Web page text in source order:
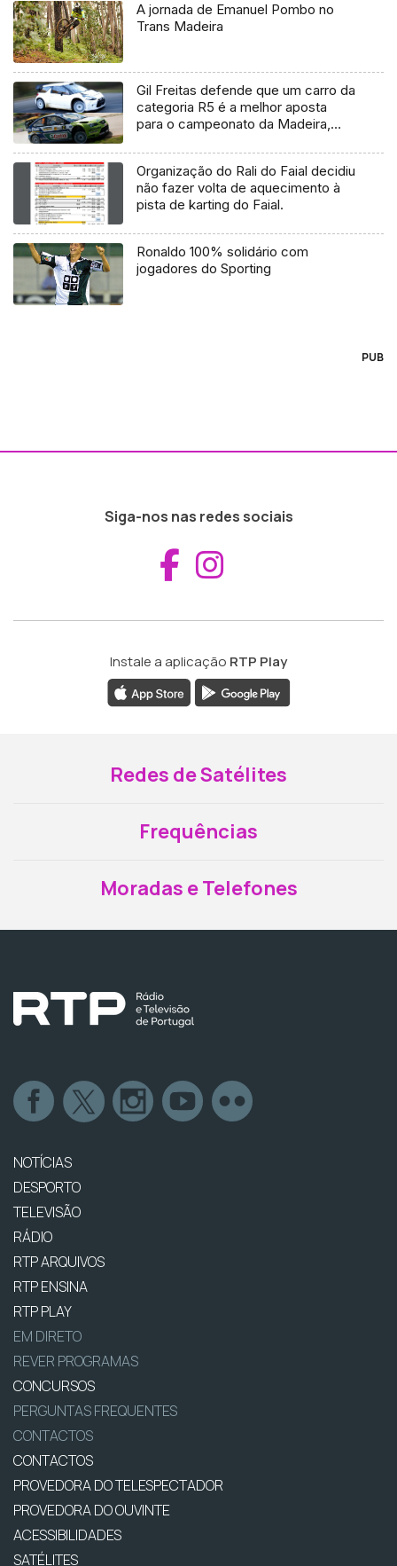
A jornada de Emanuel Pombo no
Trans Madeira
Gil Freitas defende que um carro da
categoria R5 é a melhor aposta
para o campeonato da Madeira,
num WRC
Organização do Rali do Faial decidiu
não fazer volta de aquecimento à
pista de karting do Faial.
Ronaldo 100% solidário com
jogadores do Sporting
PUB
Siga-nos nas redes sociais
Aceder ao
Instale a aplicação RTP Play
Redes de Satélites
Frequências
Moradas e Telefones
NOTÍCIAS
DESPORTO
TELEVISÃO
RÁDIO
RTP ARQUIVOS
RTP ENSINA
RTP PLAY
EM DIRETO
REVER PROGRAMAS
CONCURSOS
PERGUNTAS FREQUENTES
CONTACTOS
CONTACTOS
PROVEDORA DO TELESPECTADOR
PROVEDORA DO OUVINTE
ACESSIBILIDADES
SATÉLITES